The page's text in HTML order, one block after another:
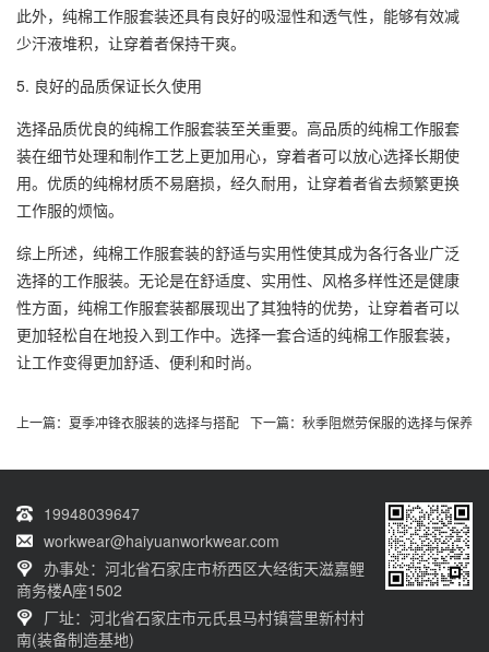
此外，纯棉工作服套装还具有良好的吸湿性和透气性，能够有效减
少汗液堆积，让穿着者保持干爽。
5. 良好的品质保证长久使用
选择品质优良的纯棉工作服套装至关重要。高品质的纯棉工作服套
装在细节处理和制作工艺上更加用心，穿着者可以放心选择长期使
用。优质的纯棉材质不易磨损，经久耐用，让穿着者省去频繁更换
工作服的烦恼。
综上所述，纯棉工作服套装的舒适与实用性使其成为各行各业广泛
选择的工作服装。无论是在舒适度、实用性、风格多样性还是健康
性方面，纯棉工作服套装都展现出了其独特的优势，让穿着者可以
更加轻松自在地投入到工作中。选择一套合适的纯棉工作服套装，
让工作变得更加舒适、便利和时尚。
上一篇： 夏季冲锋衣服装的选择与搭配 下一篇： 秋季阻燃劳保服的选择与保养
19948039647
workwear@haiyuanworkwear.com
办事处：河北省石家庄市桥西区大经街天滋嘉鲤
商务楼A座1502
厂址：河北省石家庄市元氏县马村镇营里新村村
南(装备制造基地)